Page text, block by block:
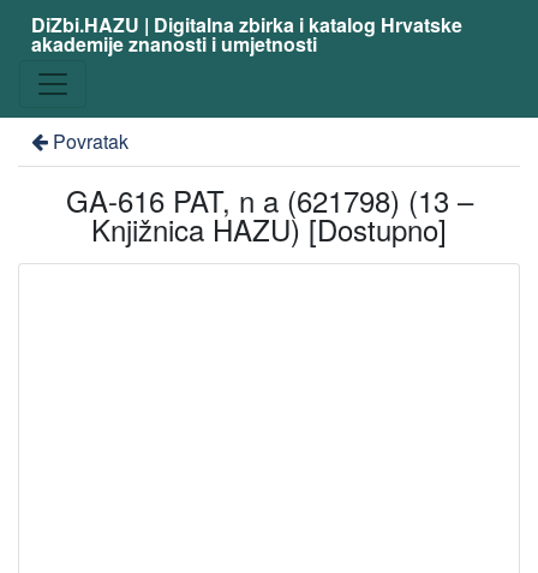
DiZbi.HAZU | Digitalna zbirka i katalog Hrvatske
akademije znanosti i umjetnosti
Povratak
GA-616 PAT, n a (621798) (13 –
Knjižnica HAZU) [Dostupno]